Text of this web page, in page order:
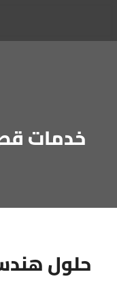
خدمات
حلول